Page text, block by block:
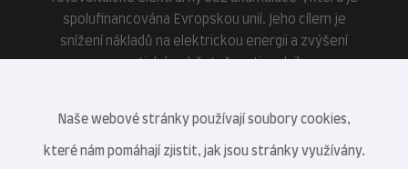
spolufinancována Evropskou unií. Jeho cílem je
snížení nákladů na elektrickou energii a zvýšení
Naše webové stránky používají soubory cookies,
které nám pomáhají zjistit, jak jsou stránky využívány.